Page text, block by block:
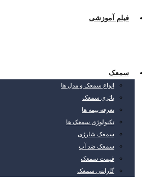
فیلم آموزشی
سمعک
انواع سمعک و مدل ها
باتری سمعک
تعرفه بیمه ها
تکنولوژی سمعک ها
سمعک شارژی
سمعک ضد آب
قیمت سمعک
گارانتی سمعک